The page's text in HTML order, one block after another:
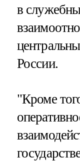
в
России.
"Кроме